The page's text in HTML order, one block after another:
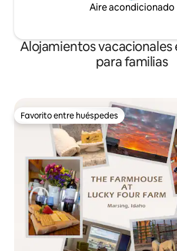
Aire acondicionado
Alojamientos vacacionales
para familias
Favorito entre huéspedes
Favorito entre huéspedes